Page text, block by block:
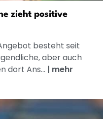
zieht positive
besteht seit
aber auch
dort Ans... | mehr